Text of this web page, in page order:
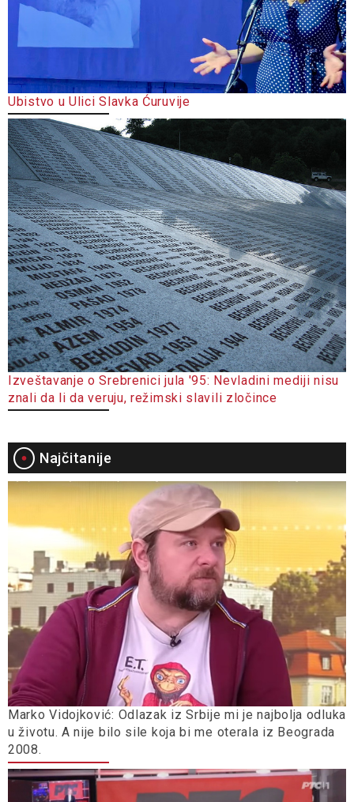
Ubistvo u Ulici Slavka Ćuruvije
Izveštavanje o Srebrenici jula '95: Nevladini mediji nisu
znali da li da veruju, režimski slavili zločince
Najčitanije
Marko Vidojković: Odlazak iz Srbije mi je najbolja odluka
u životu. A nije bilo sile koja bi me oterala iz Beograda
2008.